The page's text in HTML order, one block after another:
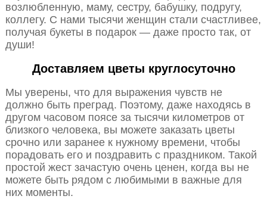
возлюбленную, маму, сестру, бабушку, подругу,
коллегу. С нами тысячи женщин стали счастливее,
получая букеты в подарок — даже просто так, от
души!
Доставляем цветы круглосуточно
Мы уверены, что для выражения чувств не
должно быть преград. Поэтому, даже находясь в
другом часовом поясе за тысячи километров от
близкого человека, вы можете заказать цветы
срочно или заранее к нужному времени, чтобы
порадовать его и поздравить с праздником. Такой
простой жест зачастую очень ценен, когда вы не
можете быть рядом с любимыми в важные для
них моменты.